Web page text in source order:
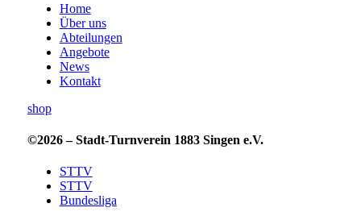
Home
Über uns
Abteilungen
Angebote
News
Kontakt
shop
©2026 – Stadt-Turnverein 1883 Singen e.V.
STTV
STTV
Bundesliga